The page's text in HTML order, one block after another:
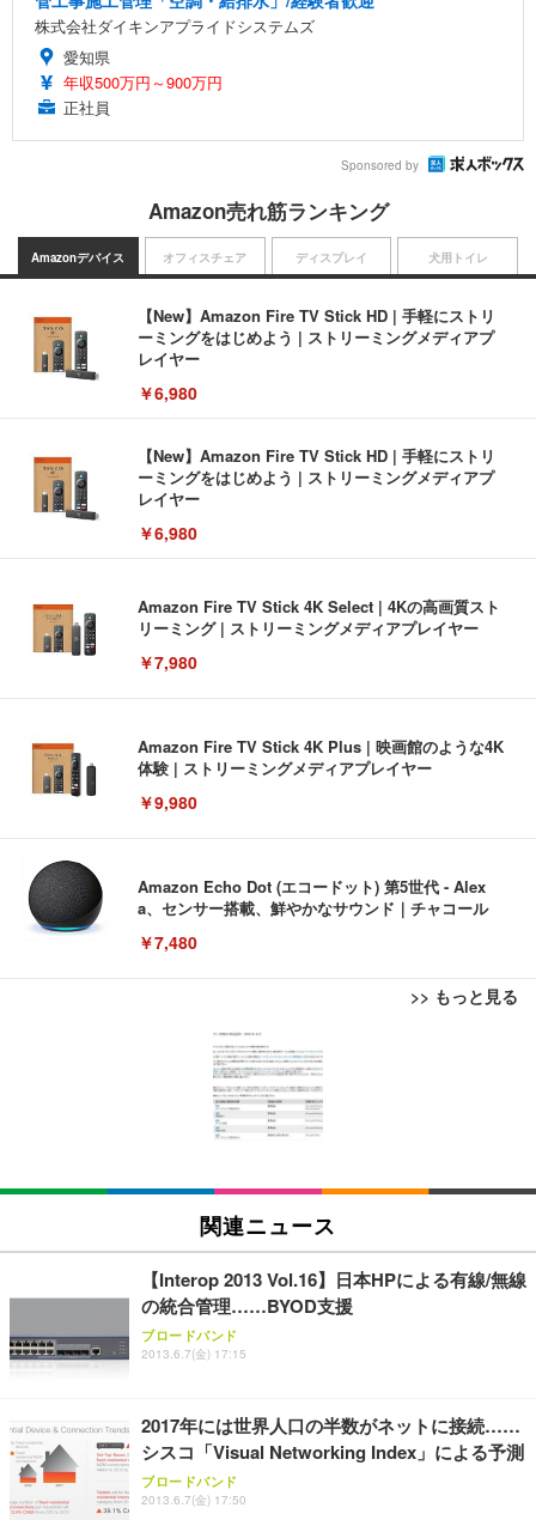
株式会社ダイキンアプライドシステムズ
愛知県
年収500万円～900万円
正社員
Sponsored by
Amazon売れ筋ランキング
Amazonデバイス
【New】Amazon Fire TV Stick HD | 手軽にストリ
ーミングをはじめよう | ストリーミングメディアプ
レイヤー
￥6,980
【New】Amazon Fire TV Stick HD | 手軽にストリ
ーミングをはじめよう | ストリーミングメディアプ
レイヤー
￥6,980
Amazon Fire TV Stick 4K Select | 4Kの高画質スト
リーミング | ストリーミングメディアプレイヤー
￥7,980
Amazon Fire TV Stick 4K Plus | 映画館のような4K
体験 | ストリーミングメディアプレイヤー
￥9,980
Amazon Echo Dot (エコードット) 第5世代 - Alex
a、センサー搭載、鮮やかなサウンド｜チャコール
￥7,480
>> もっと見る
オフィスチェア
[EdoErgo] オフィスチェア 椅子 テレワーク 疲れな
い 跳ね上げ式アームレスト コンパクト 約105度ロッ
キング pc 事務椅子 360度回転 座面昇降 強化ナイロ
ン樹脂ベース 通気性メッシュ 在宅ワーク H-WY01
(黒網+黒枠+黒足)
SIHOO B100 オフィスチェア／デスクチェア メッシ
ュチェア 人間工学 疲れない ブラック
￥27,999
Sezlife オフィスチェア デスクチェア 疲れない テレ
ワーク チェア 強化バックレスト 30度ロッキング機
能 人間工学 椅子 腰サポート 90度跳ね上げ式アーム
務用 おしゃれ パソコンチェア (ブラック)
Sezlife オフィスチェア デスクチェア 疲れない テレ
ワーク チェア 強化バックレスト 30度ロッキング機
能 人間工学 椅子 腰サポート 90度跳ね上げ式アーム
ディスプレイ
EIZO ビジネス向けプレミアムモニター | FlexScan
EV3240X-WT | 31.5型4K UHD・USB Type-C・ホワ
￥105,595
EIZO ビジネス向けプレミアムモニター | FlexScan
￥109,572
【純正品】27"ゲーミングモニター DualSense 充電
フック付き（CFI-ZDM1J）
【整備済み品】Dell E2724HS 27インチ 液晶モニタ
ー フルHD（1920×1080）VA 非光沢 HDMI/DisplayP
ort/VGA スピーカー内蔵 高さ調整 スイベル VESA対
犬用トイレ
Amazonベーシック ペットシーツ 薄型 レギュラー 1
回使い捨て 無香料 ホワイト 300枚
Amazonベーシック ペットシーツ 厚型 ワイド 42枚
x2袋(84枚) ホワイト(吸収面:ライトブルー)
￥3,234
ネオ・ルーライフ ネオ・オムツ L 中型犬用 26枚入
り 単品
Smart Basic(スマートベーシック) 【Amazon.co.jp
限定】 Smart Basic アイリスオーヤマ ペットシーツ
超厚型 お徳用 ワイド 100枚入 (x 1) (ケース販売)
関連ニュース
【Interop 2013 Vol.16】日本HPによる有線/無線
の統合管理……BYOD支援
ブロードバンド
2013.6.7(金) 17:15
2017年には世界人口の半数がネットに接続……
シスコ「Visual Networking Index」による予測
ブロードバンド
2013.6.7(金) 17:50